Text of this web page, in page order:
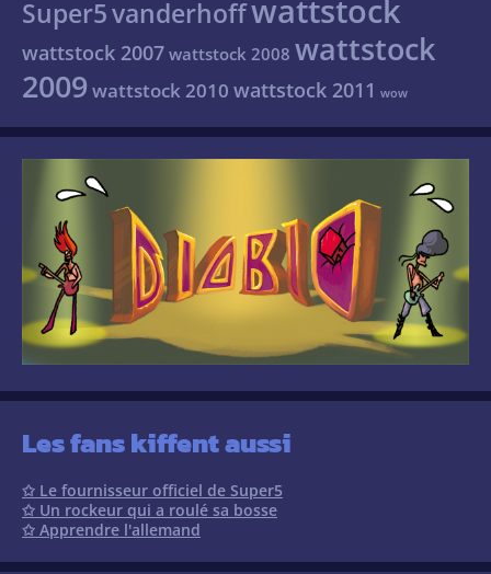
Super5vanderhoffwattstock
wattstock 2007 wattstock 2008 wattstock
2009 wattstock 2010 wattstock 2011 wow
Les fans kiffent aussi
✩ Le fournisseur officiel de Super5
✩ Un rockeur qui a roulé sa bosse
✩ Apprendre l'allemand